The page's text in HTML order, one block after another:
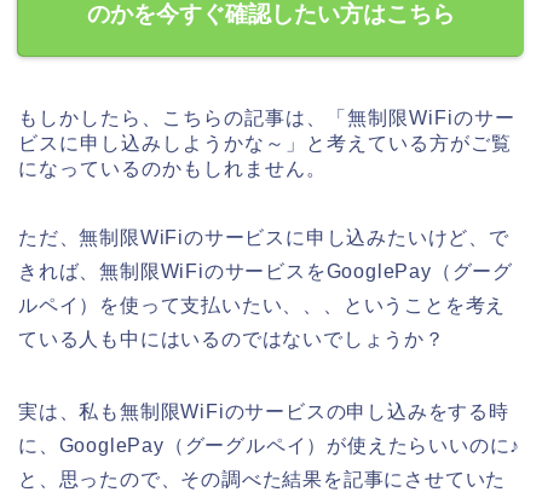
のかを今すぐ確認したい方はこちら
もしかしたら、こちらの記事は、「無制限WiFiのサー
ビスに申し込みしようかな～」と考えている方がご覧
になっているのかもしれません。
ただ、無制限WiFiのサービスに申し込みたいけど、で
きれば、無制限WiFiのサービスをGooglePay（グーグ
ルペイ）を使って支払いたい、、、ということを考え
ている人も中にはいるのではないでしょうか？
実は、私も無制限WiFiのサービスの申し込みをする時
に、GooglePay（グーグルペイ）が使えたらいいのに♪
と、思ったので、その調べた結果を記事にさせていた